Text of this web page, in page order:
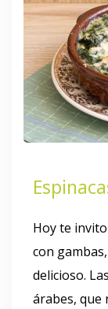
Hoy te
con
delicioso.
árabes, que